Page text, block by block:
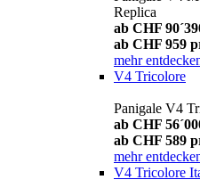
Replica
ab CHF
ab CHF 959
mehr
V4 Tricolore
Panigale V4
ab CHF
ab CHF 589
mehr
V4 Tricolore